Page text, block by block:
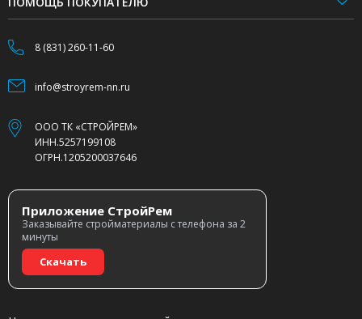
8 (831) 260-11-60
info@stroyrem-nn.ru
ООО ТК «СТРОЙРЕМ»
ИНН.5257199108
ОГРН.1205200037646
Приложение СтройРем
Заказывайте стройматериалы с телефона за 2
минуты
Скачать